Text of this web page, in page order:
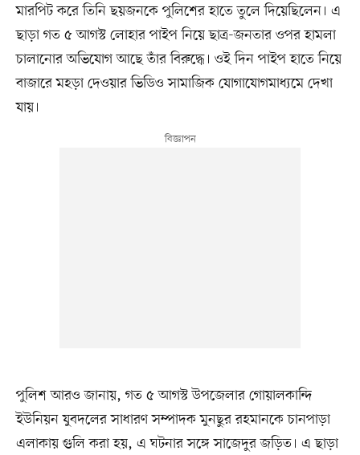
মারপিট করে তিনি ছয়জনকে পুলিশের হাতে তুলে দিয়েছিলেন। এ
ছাড়া গত ৫ আগস্ট লোহার পাইপ নিয়ে ছাত্র-জনতার ওপর হামলা
চালানোর অভিযোগ আছে তাঁর বিরুদ্ধে। ওই দিন পাইপ হাতে নিয়ে
বাজারে মহড়া দেওয়ার ভিডিও সামাজিক যোগাযোগমাধ্যমে দেখা
যায়।
পুলিশ আরও জানায়, গত ৫ আগস্ট উপজেলার গোয়ালকান্দি
ইউনিয়ন যুবদলের সাধারণ সম্পাদক মুনছুর রহমানকে চানপাড়া
এলাকায় গুলি করা হয়, এ ঘটনার সঙ্গে সাজেদুর জড়িত। এ ছাড়া